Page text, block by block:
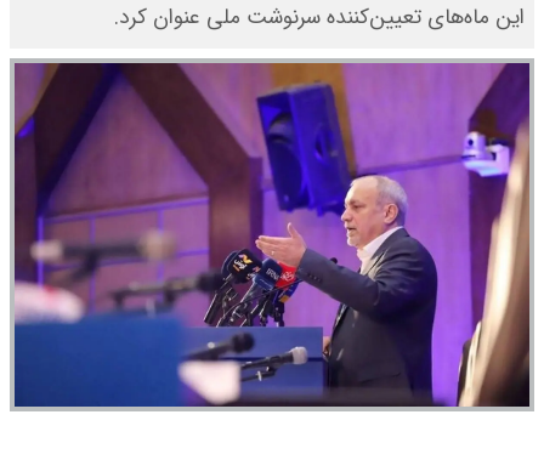
این ماه‌های تعیین‌کننده سرنوشت ملی عنوان کرد.